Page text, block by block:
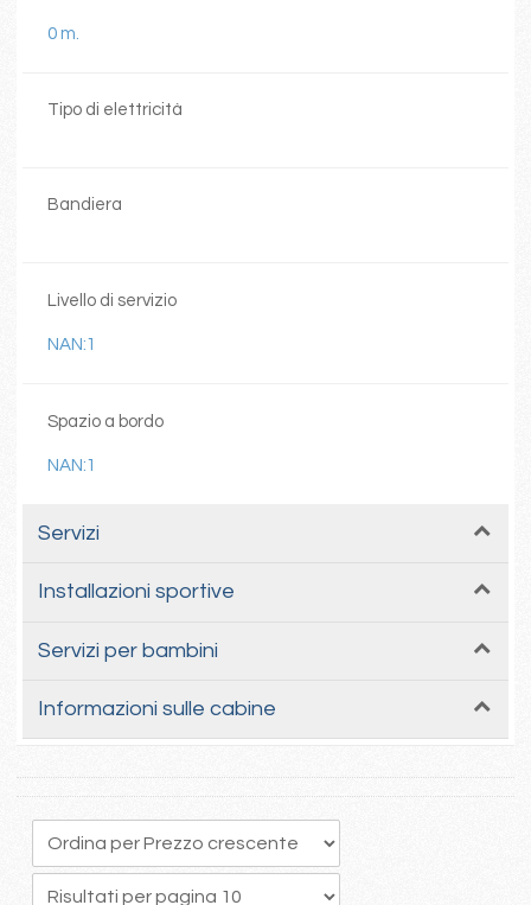
0 m.
Tipo di elettricità
Bandiera
Livello di servizio
NAN:1
Spazio a bordo
NAN:1
Servizi
Installazioni sportive
Servizi per bambini
Informazioni sulle cabine